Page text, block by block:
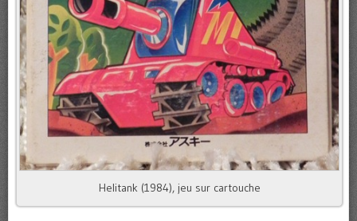
Helitank (1984), jeu sur cartouche